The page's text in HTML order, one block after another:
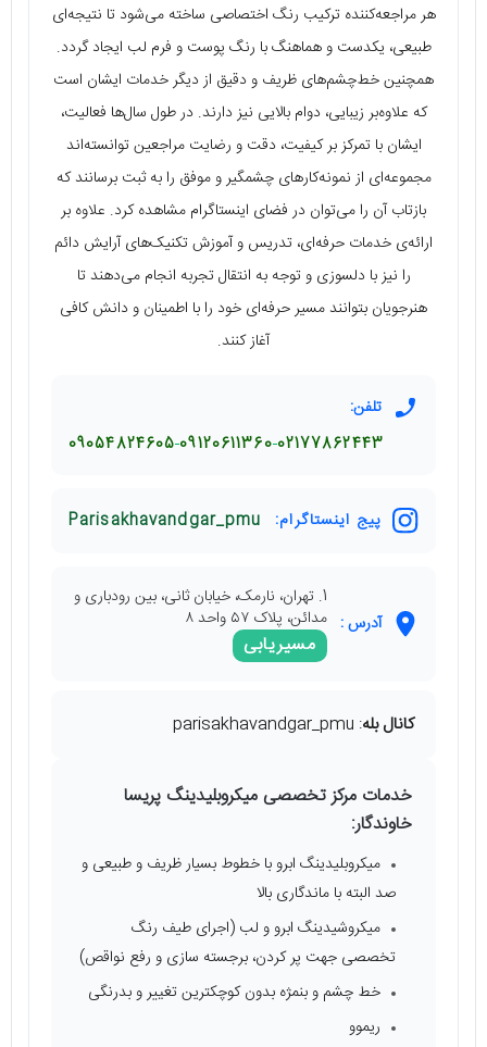
هر مراجعه‌کننده ترکیب رنگ اختصاصی ساخته می‌شود تا نتیجه‌ای
طبیعی، یکدست و هماهنگ با رنگ پوست و فرم لب ایجاد گردد.
همچنین خط‌چشم‌های ظریف و دقیق از دیگر خدمات ایشان است
که علاوه‌بر زیبایی، دوام بالایی نیز دارند. در طول سال‌ها فعالیت،
ایشان با تمرکز بر کیفیت، دقت و رضایت مراجعین توانسته‌اند
مجموعه‌ای از نمونه‌کارهای چشمگیر و موفق را به ثبت برسانند که
بازتاب آن را می‌توان در فضای اینستاگرام مشاهده کرد. علاوه بر
ارائه‌ی خدمات حرفه‌ای، تدریس و آموزش تکنیک‌های آرایش دائم
را نیز با دلسوزی و توجه به انتقال تجربه انجام می‌دهند تا
هنرجویان بتوانند مسیر حرفه‌ای خود را با اطمینان و دانش کافی
آغاز کنند.
تلفن:
02177862443
09120611360
09054824605
پیج اینستاگرام: Parisakhavandgar_pmu
آدرس :
1. تهران، نارمک، خیابان ثانی، بین رودباری و
مدائن، پلاک ۵۷ واحد ۸
مسیریابی
کانال بله: parisakhavandgar_pmu
خدمات مرکز تخصصی میکروبلیدینگ پریسا
خاوندگار:
میکروبلیدینگ ابرو با خطوط بسیار ظریف و طبیعی و
صد البته با ماندگاری بالا
میکروشیدینگ ابرو و لب (اجرای طیف رنگ
تخصصی جهت پر کردن، برجسته سازی و رفع نواقص)
خط چشم و بنمژه بدون کوچکترین تغییر و بدرنگی
ریموو